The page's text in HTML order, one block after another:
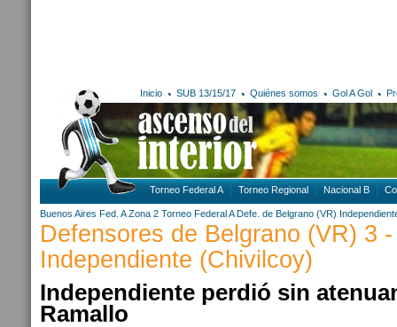
Inicio SUB 13/15/17 Quiénes somos Gol A Gol
Torneo Federal A Torneo Regional Nacional B
Buenos Aires Fed. A Zona 2 Torneo Federal A Defe. de Belgrano (VR)
Defensores de Belgrano (VR) 3
Independiente (Chivilcoy)
Independiente perdió sin
Ramallo